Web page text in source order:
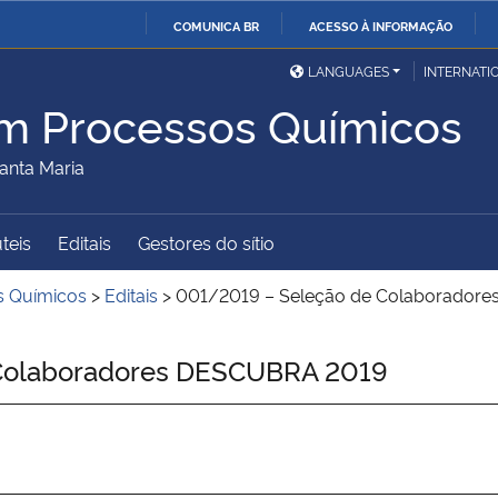
O
COMUNICA BR ACESSO À INFORMAÇÃO
Ministério da Defesa
Ministério das Relações
Exteriores
Ministério da Cidadania Ministério da Saúde
Ministério do
Desenvolvimento Regional
Controladoria-Geral da
União
Advocacia-Geral da União Banco Central do Brasil
LANGUAGES
Processos Químicos
Maria
Editais Gestores do sítio
Químicos > Editais >001/2019 – Seleção de
DESCUBRA 2019